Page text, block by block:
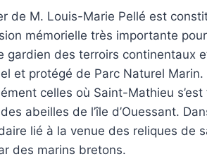
de M. Louis-Marie Pellé est
mémorielle très importante
gardien des terroirs continentaux
et protégé de Parc Naturel
celles où Saint-Mathieu
abeilles de l’île d’Ouessant.
lié à la venue des reliques de
des marins bretons.